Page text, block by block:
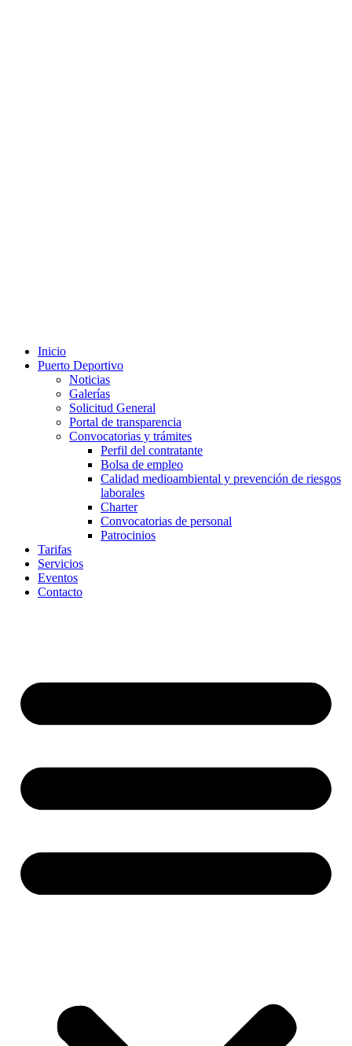
Inicio
Puerto Deportivo
Noticias
Galerías
Solicitud General
Portal de transparencia
Convocatorias y trámites
Perfil del contratante
Bolsa de empleo
Calidad medioambiental y prevención de riesgos
laborales
Charter
Convocatorias de personal
Patrocinios
Tarifas
Servicios
Eventos
Contacto